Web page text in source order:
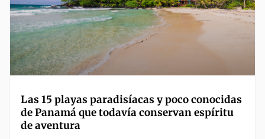
Las 15 playas paradisíacas y poco conocidas
de Panamá que todavía conservan espíritu
de aventura